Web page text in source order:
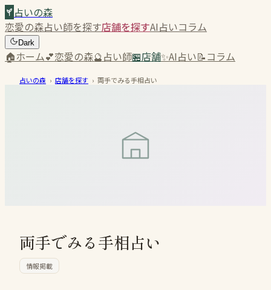
占いの森
恋愛の森占い師を探す店舗を探すAI占いコラム
Dark
🏠ホーム💕恋愛の森🔮占い師🏪店舗✨AI占い📝コラム
占いの森 › 店舗を探す › 両手でみる手相占い
両手でみる手相占い
情報掲載